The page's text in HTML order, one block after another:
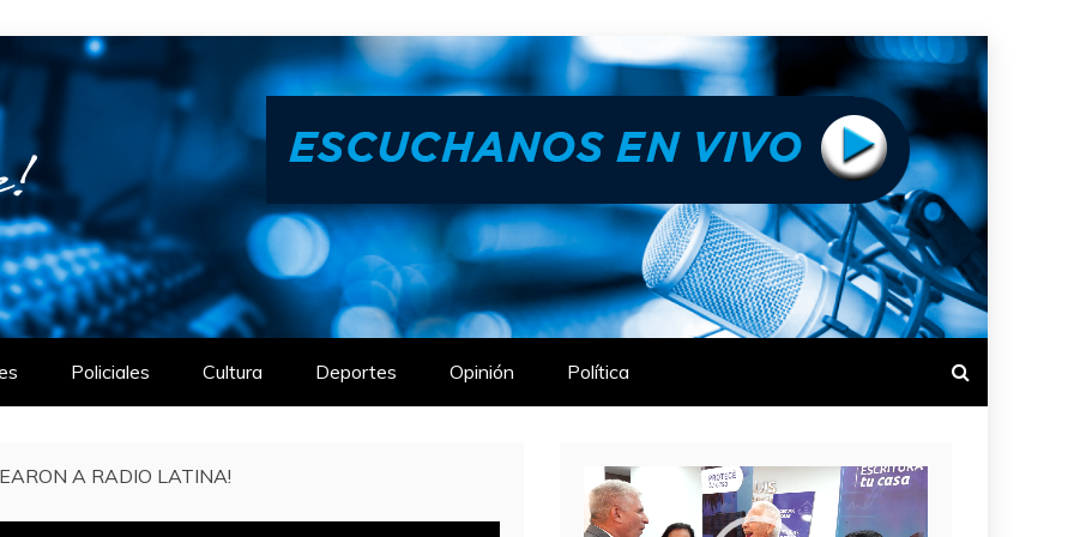
Policiales Cultura Deportes Opinión Política
A RADIO LATINA!
Reproductor
de